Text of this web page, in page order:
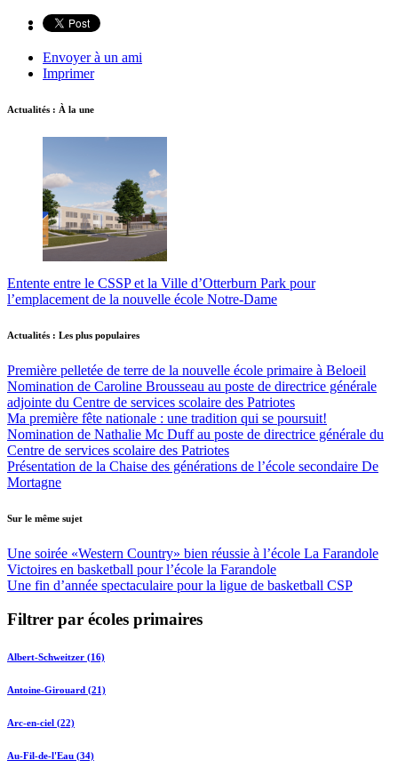
Envoyer à un ami
Imprimer
Actualités : À la une
Entente entre le CSSP et la Ville d’Otterburn Park pour
l’emplacement de la nouvelle école Notre-Dame
Actualités : Les plus populaires
Première pelletée de terre de la nouvelle école primaire à Beloeil
Nomination de Caroline Brousseau au poste de directrice générale
adjointe du Centre de services scolaire des Patriotes
Ma première fête nationale : une tradition qui se poursuit!
Nomination de Nathalie Mc Duff au poste de directrice générale du
Centre de services scolaire des Patriotes
Présentation de la Chaise des générations de l’école secondaire De
Mortagne
Sur le même sujet
Une soirée «Western Country» bien réussie à l’école La Farandole
Victoires en basketball pour l’école la Farandole
Une fin d’année spectaculaire pour la ligue de basketball CSP
Filtrer par écoles primaires
Albert-Schweitzer (16)
Antoine-Girouard (21)
Arc-en-ciel (22)
Au-Fil-de-l'Eau (34)